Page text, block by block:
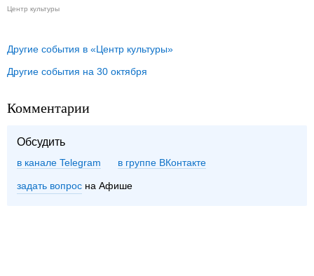
Центр культуры
Другие события в «Центр культуры»
Другие события на 30 октября
Комментарии
Обсудить
в канале Telegram группе ВКонтакте
задать вопрос на Афише